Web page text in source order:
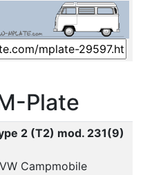
Plate
2 (T2) mod. 231(9)
Campmobile